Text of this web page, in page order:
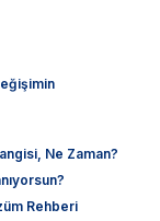
Ne Zaman?
Rehberi